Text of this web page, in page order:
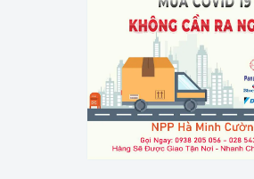
Thang nhôm rút đơn